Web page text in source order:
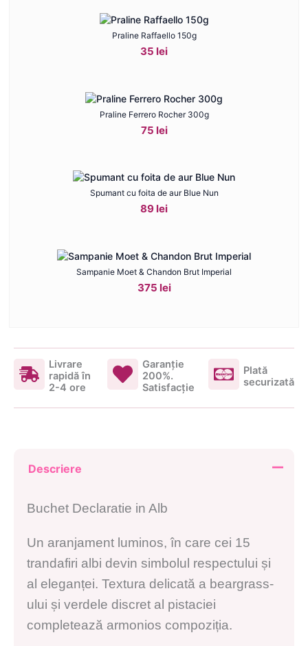
Praline Raffaello 150g
35 lei
Praline Ferrero Rocher 300g
75 lei
Spumant cu foita de aur Blue Nun
89 lei
Sampanie Moet & Chandon Brut Imperial
375 lei
Livrare
rapidă în
2-4 ore
Garanţie
200%.
Satisfacţie
Plată
securizată
Descriere
Buchet Declaratie in Alb
Un aranjament luminos, în care cei 15
trandafiri albi devin simbolul respectului și
al eleganței. Textura delicată a beargrass-
ului și verdele discret al pistaciei
completează armonios compoziția.